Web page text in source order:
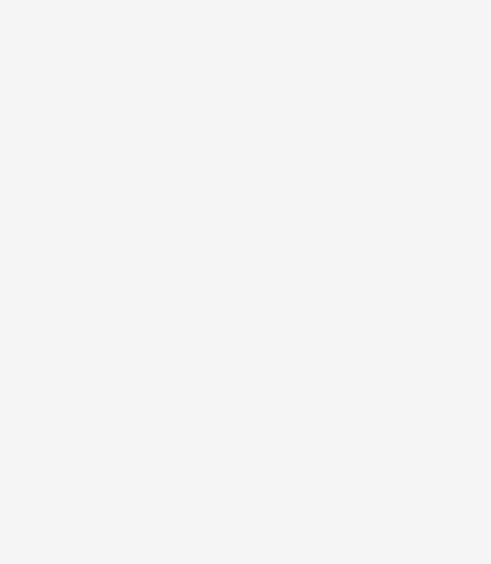
Rocznicy nadania praw miejskich Iłowowi - fotorelacja